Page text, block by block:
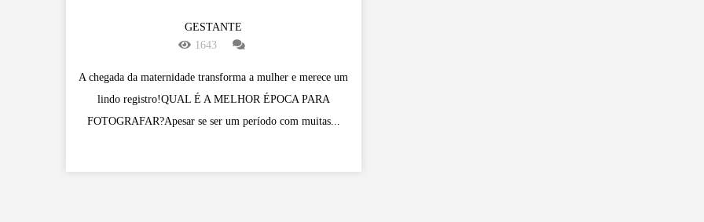
GESTANTE
1643
A chegada da maternidade transforma a mulher e merece um
lindo registro!QUAL É A MELHOR ÉPOCA PARA
FOTOGRAFAR?Apesar se ser um período com muitas...